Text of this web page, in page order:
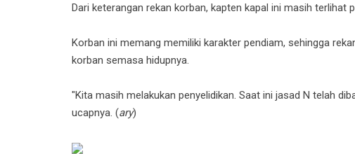
Dari keterangan rekan korban, kapten kapal ini masih terlihat
Korban ini memang memiliki karakter pendiam, sehingga
korban semasa hidupnya.
"Kita masih melakukan penyelidikan. Saat ini jasad N telah
ucapnya. (ary)